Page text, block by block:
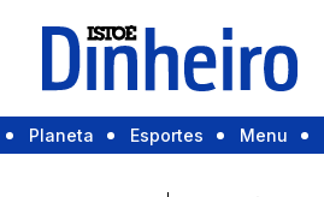
Planeta Esportes Menu